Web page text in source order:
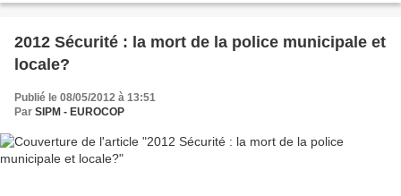
2012 Sécurité : la mort de la police municipale et
locale?
Publié le 08/05/2012 à 13:51
Par SIPM - EUROCOP